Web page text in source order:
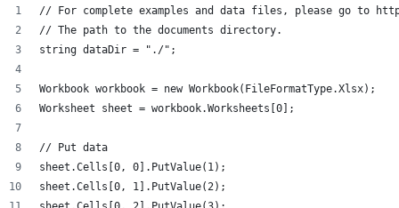
// For complete examples and data files, please go to
// The path to the documents directory.
string dataDir = "./";
Workbook workbook = new Workbook(FileFormatType.Xlsx);
Worksheet sheet = workbook.Worksheets[0];
// Put data
sheet.Cells[0, 0].PutValue(1);
sheet.Cells[0, 1].PutValue(2);